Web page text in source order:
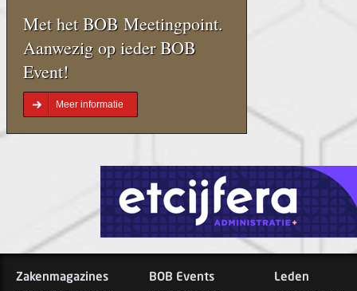
Met het BOB Meetingpoint.
Aanwezig op ieder BOB
Event!
Meer informatie
Zakenmagazines BOB Events Leden